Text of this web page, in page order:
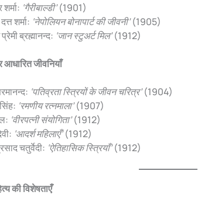
शर्मा: ‘गैरीबाल्डी’(1901)
शर्मा: ‘नेपोलियन बोनापार्ट की जीवनी’(1905)
ब्रह्मानन्द: ‘जान स्टुअर्ट मिल’(1912)
जीवनियाँ
‘पतिव्रता स्त्रियों के जीवन चरित्र’(1904)
‘रमणीय रत्नमाला’(1907)
‘वीरपत्नी संयोगिता’(1912)
‘आदर्श महिलाएँ’(1912)
चतुर्वेदी: ‘ऐतिहासिक स्त्रियाँ’(1912)
की विशेषताएँ